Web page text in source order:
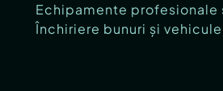
Echipamente profesionale
Închiriere bunuri și vehicule